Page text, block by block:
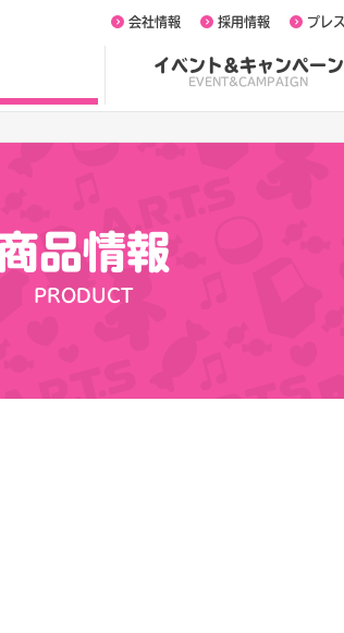
イベント&キャンペーン
EVENT&CAMPAIGN
会社情報 採用情報 プレ
品情報
PRODUCT